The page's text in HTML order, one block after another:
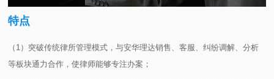
特点
（1）突破传统律所管理模式，与安华理达销售、客服、纠纷调解、分析
等板块通力合作，使律师能够专注办案；